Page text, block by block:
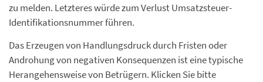
zu melden. Letzteres würde zum Verlust Umsatzsteuer-
Identifikationsnummer führen.
Das Erzeugen von Handlungsdruck durch Fristen oder
Androhung von negativen Konsequenzen ist eine typische
Herangehensweise von Betrügern. Klicken Sie bitte